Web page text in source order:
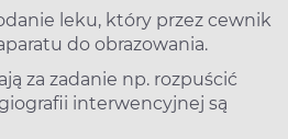
leku, który przez cewnik
do obrazowania.
za zadanie np. rozpuścić
interwencyjnej są